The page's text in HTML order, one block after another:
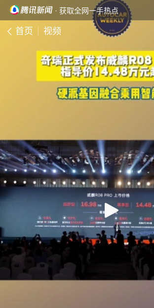
· 获取全网一手热点
首页 视频